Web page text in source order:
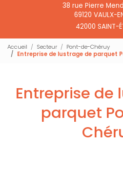
38 rue Pierre
69120 VAULX-
42000 SAINT-
Accueil Secteur
Pont-de-Chéruy
Entreprise de lustrage de parquet
Entreprise de
parquet